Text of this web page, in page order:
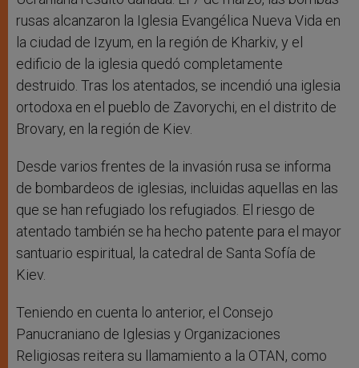
rusas alcanzaron la Iglesia Evangélica Nueva Vida en
la ciudad de Izyum, en la región de Kharkiv, y el
edificio de la iglesia quedó completamente
destruido. Tras los atentados, se incendió una iglesia
ortodoxa en el pueblo de Zavorychi, en el distrito de
Brovary, en la región de Kiev.
Desde varios frentes de la invasión rusa se informa
de bombardeos de iglesias, incluidas aquellas en las
que se han refugiado los refugiados. El riesgo de
atentado también se ha hecho patente para el mayor
santuario espiritual, la catedral de Santa Sofía de
Kiev.
Teniendo en cuenta lo anterior, el Consejo
Panucraniano de Iglesias y Organizaciones
Religiosas reitera su llamamiento a la OTAN, como